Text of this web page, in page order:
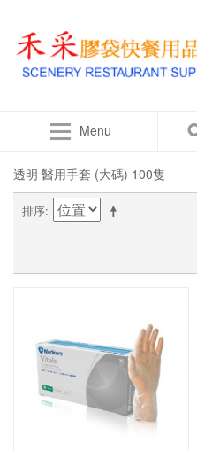
Menu
透明 醫用手套 (大碼) 100隻
排序